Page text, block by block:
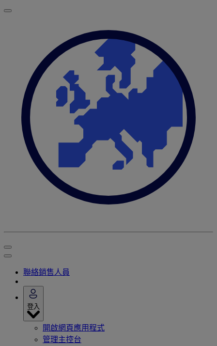
聯絡銷售人員
登入
開啟網頁應用程式
管理主控台